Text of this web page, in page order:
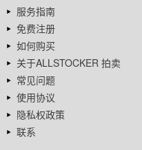
服务指南
免费注册
如何购买
关于ALLSTOCKER 拍卖
常见问题
使用协议
隐私权政策
联系